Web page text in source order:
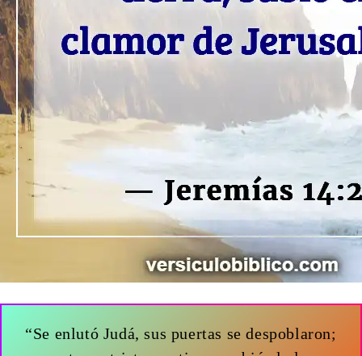
“Se enlutó Judá, sus puertas se despoblaron;